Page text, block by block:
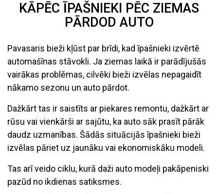
KĀPĒC ĪPAŠNIEKI PĒC ZIEMAS
PĀRDOD AUTO
Pavasaris bieži kļūst par brīdi, kad īpašnieki izvērtē
automašīnas stāvokli. Ja ziemas laikā ir parādījušās
vairākas problēmas, cilvēki bieži izvēlas nepagaidīt
nākamo sezonu un auto pārdot.
Dažkārt tas ir saistīts ar piekares remontu, dažkārt ar
rūsu vai vienkārši ar sajūtu, ka auto sāk prasīt pārāk
daudz uzmanības. Šādās situācijās īpašnieki bieži
izvēlas pāriet uz jaunāku vai ekonomiskāku modeli.
Tas arī veido ciklu, kurā daži auto modeļi pakāpeniski
pazūd no ikdienas satiksmes.